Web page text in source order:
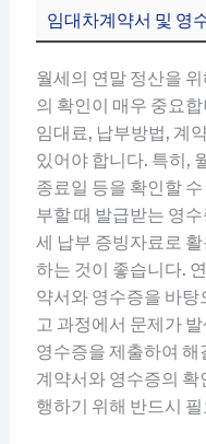
임대차계약서 및 영
월세의 연말 정산을
의 확인이 매우 중요
임대료, 납부방법, 계
있어야 합니다. 특히,
종료일 등을 확인할
부할 때 발급받는 영
세 납부 증빙자료로
하는 것이 좋습니다.
약서와 영수증을 바탕
고 과정에서 문제가
영수증을 제출하여
계약서와 영수증의 확
행하기 위해 반드시